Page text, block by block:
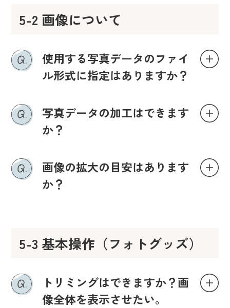
5-2 画像について
使用する写真データのファイ
ル形式に指定はありますか？
写真データの加工はできます
か？
画像の拡大の目安はあります
か？
5-3 基本操作（フォトグッズ）
トリミングはできますか？画
像全体を表示させたい。